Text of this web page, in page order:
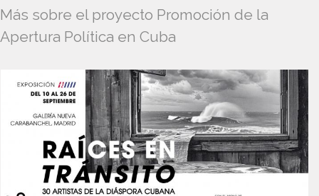
Más sobre el proyecto Promoción de la
Apertura Política en Cuba